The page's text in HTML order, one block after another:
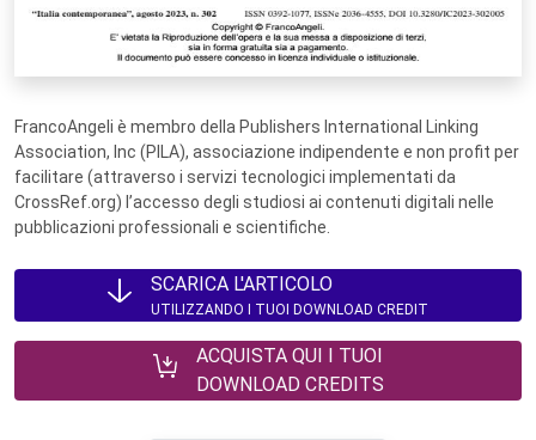
FrancoAngeli è membro della Publishers International Linking
Association, Inc (PILA), associazione indipendente e non profit per
facilitare (attraverso i servizi tecnologici implementati da
CrossRef.org) l’accesso degli studiosi ai contenuti digitali nelle
pubblicazioni professionali e scientifiche.
SCARICA L'ARTICOLO
UTILIZZANDO I TUOI DOWNLOAD CREDIT
ACQUISTA QUI I TUOI
DOWNLOAD CREDITS